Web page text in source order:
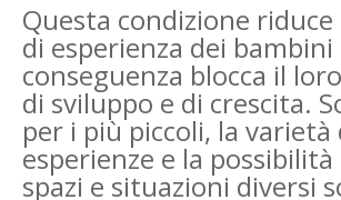
Questa condizione riduce
di esperienza dei bambini
conseguenza blocca il
di sviluppo e di crescita.
per i più piccoli, la varietà
esperienze e la
spazi e situazioni diversi